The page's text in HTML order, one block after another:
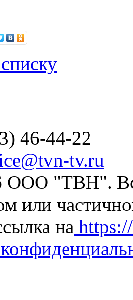
46-44-22
tv.ru
ООО "ТВН".
или
на